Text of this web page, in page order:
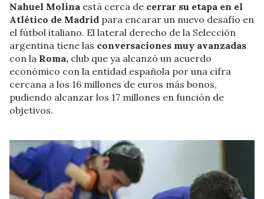
Nahuel Molina está cerca de cerrar su etapa en el
Atlético de Madrid para encarar un nuevo desafío en
el fútbol italiano. El lateral derecho de la Selección
argentina tiene las conversaciones muy avanzadas
con la Roma, club que ya alcanzó un acuerdo
económico con la entidad española por una cifra
cercana a los 16 millones de euros más bonos,
pudiendo alcanzar los 17 millones en función de
objetivos.